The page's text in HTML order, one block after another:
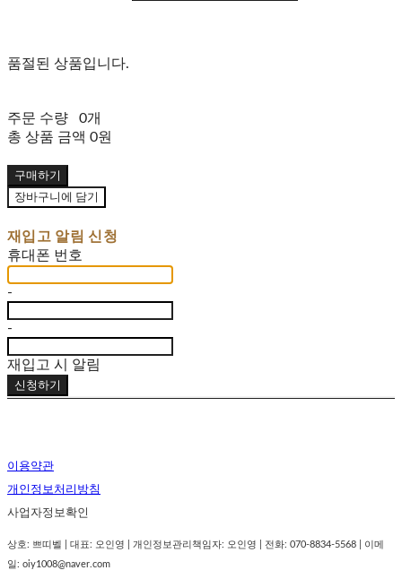
품절된 상품입니다.
주문 수량
0개
총 상품 금액 0원
구매하기
장바구니에 담기
재입고 알림 신청
휴대폰 번호
-
-
재입고 시 알림
신청하기
이용약관
개인정보처리방침
사업자정보확인
상호: 쁘띠벨 | 대표: 오인영 | 개인정보관리책임자: 오인영 | 전화: 070-8834-5568 | 이메
일: oiy1008@naver.com